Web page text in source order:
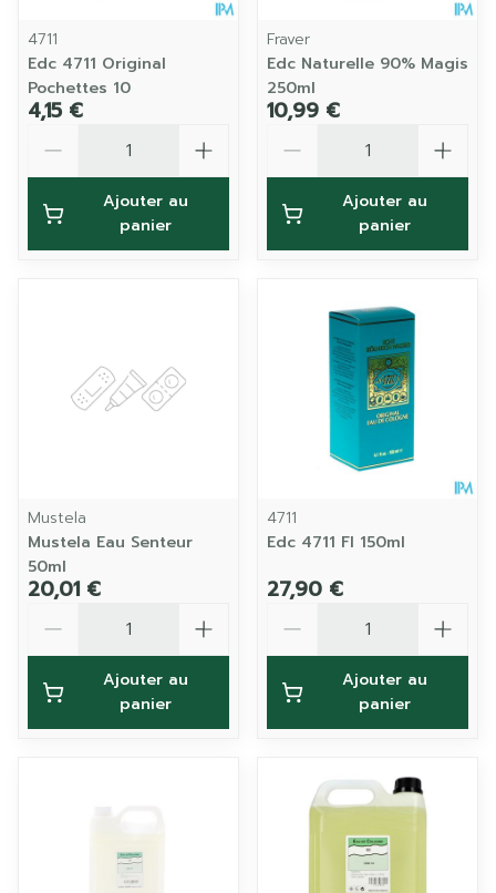
4711
Edc 4711 Original
Pochettes 10
4,15 €
Ajouter au
panier
Fraver
Edc Naturelle 90% Magis
250ml
10,99 €
Ajouter au
panier
Mustela
Mustela Eau Senteur
50ml
20,01 €
Ajouter au
panier
4711
Edc 4711 Fl 150ml
27,90 €
Ajouter au
panier